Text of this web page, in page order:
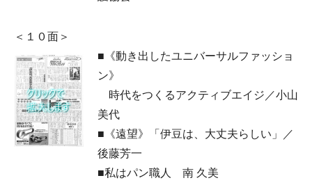
＜１０面＞
■《動き出したユニバーサルファッショ
ン》
時代をつくるアクティブエイジ／小山
美代
■《遠望》「伊豆は、大丈夫らしい」／
後藤芳一
■私はパン職人 南 久美